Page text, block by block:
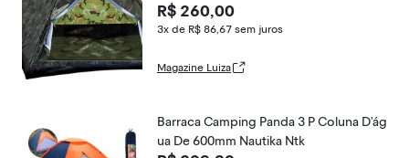
R$ 260,00
3x de R$ 86,67 sem juros
Magazine Luiza
Barraca Camping Panda 3 P Coluna D'ág
ua De 600mm Nautika Ntk